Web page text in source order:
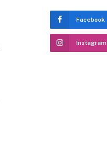
Facebook
Instagram